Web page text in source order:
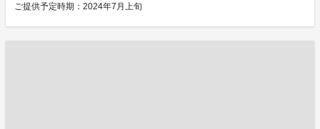
ご提供予定時期：2024年7月上旬